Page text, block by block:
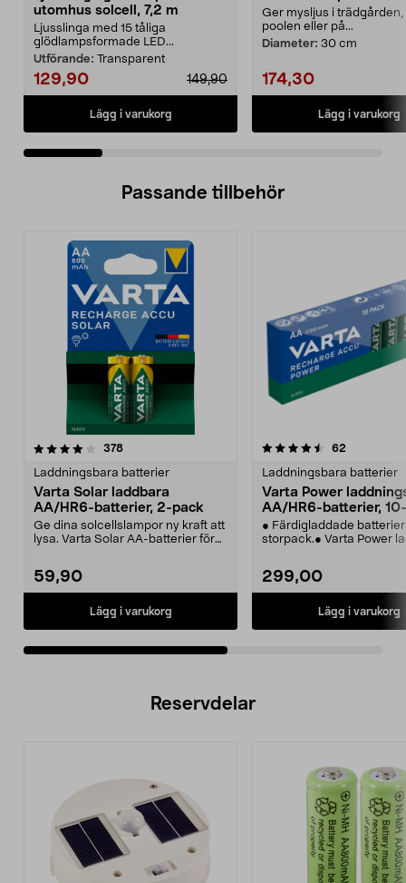
utomhus solcell, 7,2 m
Ljusslinga med 15 tåliga
glödlampsformade LED...
Utförande: Transparent
129,90 149,90
Lägg i varukorg
Ger mysljus i trädgården,
poolen eller på...
Diameter: 30 cm
174,30
Lägg i varukorg
Passande tillbehör
378recensioner
Laddningsbara batterier
Varta Solar laddbara
AA/HR6-batterier, 2-pack
Ge dina solcellslampor ny kraft att
lysa. Varta Solar AA-batterier för
59,90
Lägg i varukorg
4.5av 5 stjärnor 62
Laddningsbara batterier
Varta Power
AA/HR6-batterier,
● Färdigladdade
storpack.● Varta Power
299,00
Lägg i varukorg
4.5av 5 stjärnor
Reservdelar